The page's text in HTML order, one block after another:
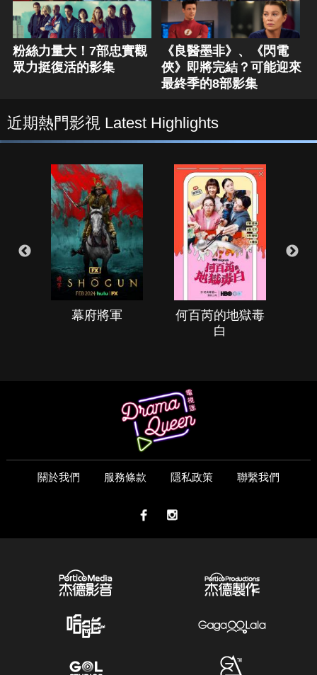
粉絲力量大！7部忠實觀
眾力挺復活的影集
《良醫墨非》、《閃電
俠》即將完結？可能迎來
最終季的8部影集
近期熱門影視 Latest Highlights
幕府將軍
何百芮的地獄毒
白
關於我們 服務條款 隱私政策 聯繫我們